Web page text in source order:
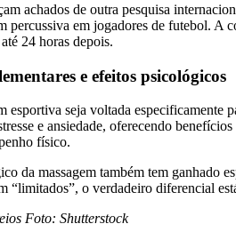
achados de outra pesquisa
percussiva em jogadores de futebol. A
24 horas depois.
e efeitos psicológicos
esportiva seja voltada especificamente
e ansiedade, oferecendo
físico.
da massagem também tem ganhado
“limitados”, o verdadeiro diferencial
Foto: Shutterstock